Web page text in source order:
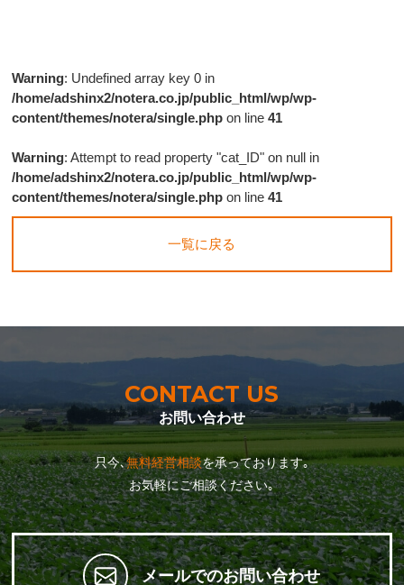
Warning: Undefined array key 0 in
/home/adshinx2/notera.co.jp/public_html/wp/wp-
content/themes/notera/single.php on line41
Warning: Attempt to read property "cat_ID" on null in
/home/adshinx2/notera.co.jp/public_html/wp/wp-
content/themes/notera/single.php on line41
一覧に戻る
CONTACT US
お問い合わせ
只今､無料経営相談を承っております｡
お気軽にご相談ください｡
メールでのお問い合わせ